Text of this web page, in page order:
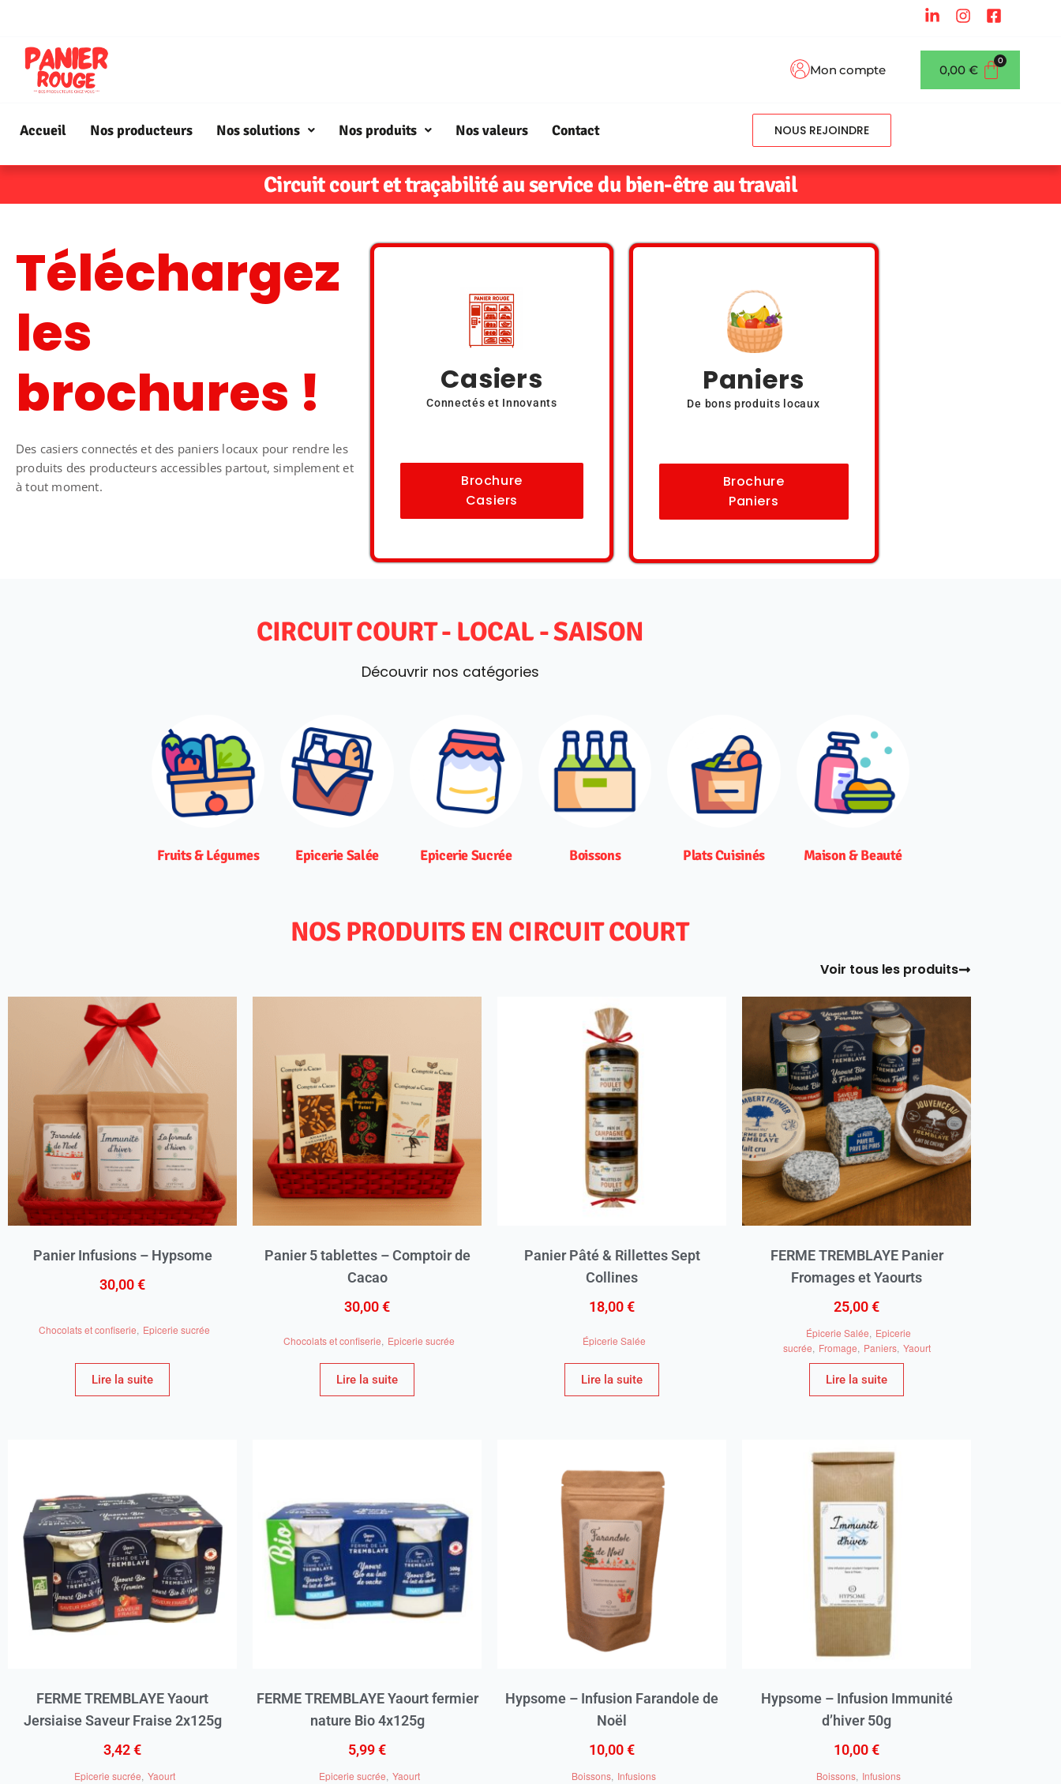
Mon compte 0,00 €
Accueil Nos producteurs Nos solutions Nos produits Nos valeurs Contact NOUS REJOINDRE
Circuit court et traçabilité au service du bien-être au travail
Téléchargez
les
brochures !
Des casiers connectés et des paniers locaux pour rendre les
produits des producteurs accessibles partout, simplement et
à tout moment.
Casiers
Connectés et Innovants
Brochure
Casiers
Paniers
De bons produits locaux
Brochure
Paniers
CIRCUIT COURT - LOCAL - SAISON
Découvrir nos catégories
Fruits & Légumes Epicerie Salée Epicerie Sucrée Boissons Plats Cuisinés Maison & Beauté
NOS PRODUITS EN CIRCUIT COURT
Voir tous les produits
Panier Infusions – Hypsome
30,00€
Chocolats et confiserie, Epicerie sucrée
Lire la suite
Panier 5 tablettes – Comptoir de
Cacao
30,00€
Chocolats et confiserie, Epicerie sucrée
Lire la suite
Panier Pâté & Rillettes Sept
Collines
18,00€
Épicerie Salée
Lire la suite
FERME TREMBLAYE Panier
Fromages et Yaourts
25,00€
Épicerie Salée, Epicerie
sucrée, Fromage, Paniers, Yaourt
Lire la suite
FERME TREMBLAYE Yaourt
Jersiaise Saveur Fraise 2x125g
3,42€
Epicerie sucrée, Yaourt
FERME TREMBLAYE Yaourt fermier
nature Bio 4x125g
5,99€
Epicerie sucrée, Yaourt
Hypsome – Infusion Farandole de
Noël
10,00€
Boissons, Infusions
Hypsome – Infusion Immunité
d’hiver 50g
10,00€
Boissons, Infusions